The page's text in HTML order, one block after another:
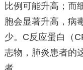
比例可能升高；而
胞会显著升高，病
少。C反应蛋白（
志物，肺炎患者的
者。